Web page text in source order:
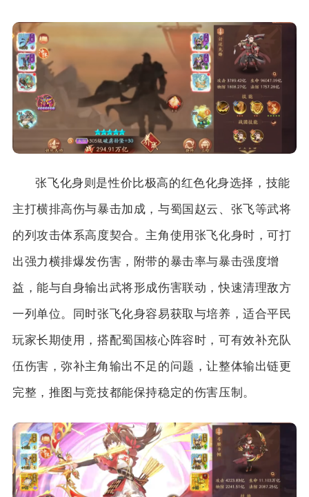
张飞化身则是性价比极高的红色化身选择，技能
主打横排高伤与暴击加成，与蜀国赵云、张飞等武将
的列攻击体系高度契合。主角使用张飞化身时，可打
出强力横排爆发伤害，附带的暴击率与暴击强度增
益，能与自身输出武将形成伤害联动，快速清理敌方
一列单位。同时张飞化身容易获取与培养，适合平民
玩家长期使用，搭配蜀国核心阵容时，可有效补充队
伍伤害，弥补主角输出不足的问题，让整体输出链更
完整，推图与竞技都能保持稳定的伤害压制。